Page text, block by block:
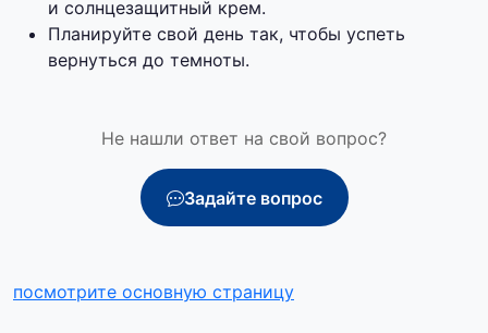
и солнцезащитный крем.
Планируйте свой день так, чтобы успеть
вернуться до темноты.
Не нашли ответ на свой вопрос?
Задайте вопрос
посмотрите основную страницу